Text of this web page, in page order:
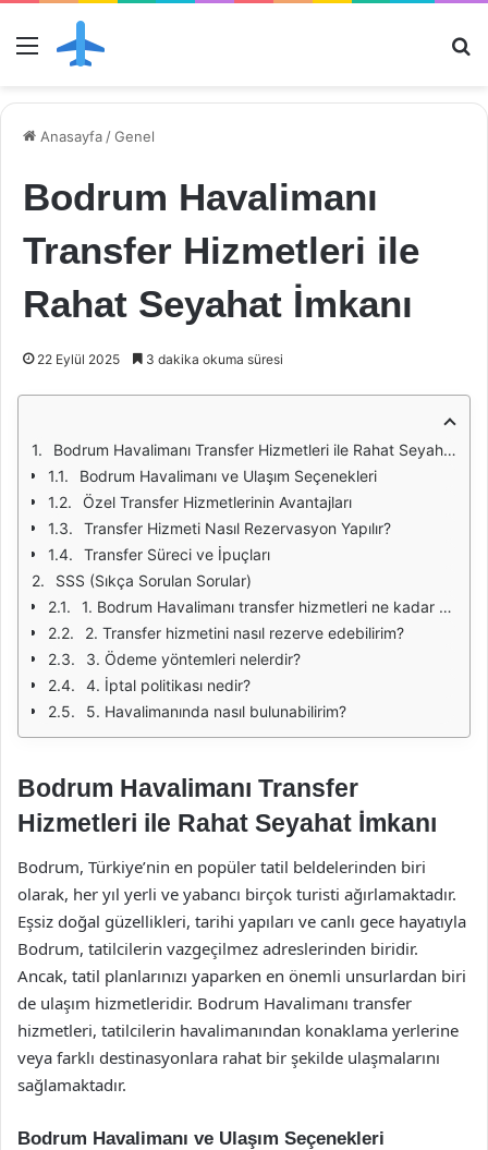
Menü
Anasayfa /Genel
Bodrum Havalimanı
Transfer Hizmetleri ile
Rahat Seyahat İmkanı
22 Eylül 2025 3 dakika okuma süresi
Bodrum Havalimanı Transfer Hizmetleri ile Rahat Seyahat İmkanı
Bodrum Havalimanı ve Ulaşım Seçenekleri
Özel Transfer Hizmetlerinin Avantajları
Transfer Hizmeti Nasıl Rezervasyon Yapılır?
Transfer Süreci ve İpuçları
SSS (Sıkça Sorulan Sorular)
1. Bodrum Havalimanı transfer hizmetleri ne kadar sürer?
2. Transfer hizmetini nasıl rezerve edebilirim?
3. Ödeme yöntemleri nelerdir?
4. İptal politikası nedir?
5. Havalimanında nasıl bulunabilirim?
Bodrum Havalimanı Transfer
Hizmetleri ile Rahat Seyahat İmkanı
Bodrum, Türkiye’nin en popüler tatil beldelerinden biri
olarak, her yıl yerli ve yabancı birçok turisti ağırlamaktadır.
Eşsiz doğal güzellikleri, tarihi yapıları ve canlı gece hayatıyla
Bodrum, tatilcilerin vazgeçilmez adreslerinden biridir.
Ancak, tatil planlarınızı yaparken en önemli unsurlardan biri
de ulaşım hizmetleridir. Bodrum Havalimanı transfer
hizmetleri, tatilcilerin havalimanından konaklama yerlerine
veya farklı destinasyonlara rahat bir şekilde ulaşmalarını
sağlamaktadır.
Bodrum Havalimanı ve Ulaşım Seçenekleri